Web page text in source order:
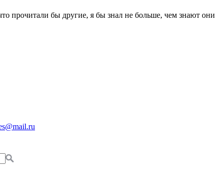
прочитали бы другие, я бы знал не больше, чем знают они